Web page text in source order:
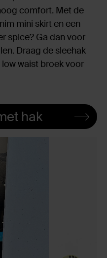
comfort. Met de
mini skirt en een
spice? Ga dan voor
Draag de sleehak
waist broek voor
hak